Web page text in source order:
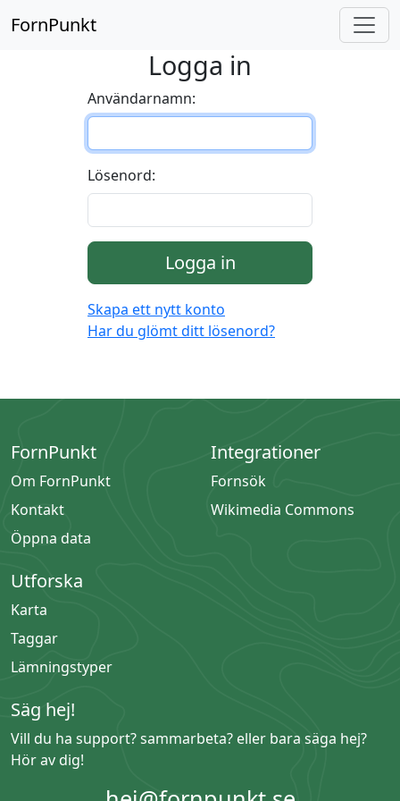
FornPunkt
Logga in
Användarnamn:
Lösenord:
Logga in
Skapa ett nytt konto
Har du glömt ditt lösenord?
FornPunkt
Om FornPunkt
Kontakt
Öppna data
Integrationer
Fornsök
Wikimedia Commons
Utforska
Karta
Taggar
Lämningstyper
Säg hej!
Vill du ha support? sammarbeta? eller bara säga hej?
Hör av dig!